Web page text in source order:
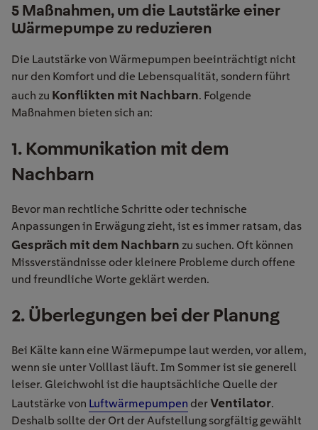
5 Maßnahmen, um die Lautstärke einer
Wärmepumpe zu reduzieren
Die Lautstärke von Wärmepumpen beeinträchtigt nicht
nur den Komfort und die Lebensqualität, sondern führt
auch zu Konflikten mit Nachbarn. Folgende
Maßnahmen bieten sich an:
1. Kommunikation mit dem
Nachbarn
Bevor man rechtliche Schritte oder technische
Anpassungen in Erwägung zieht, ist es immer ratsam, das
Gespräch mit dem Nachbarn zu suchen. Oft können
Missverständnisse oder kleinere Probleme durch offene
und freundliche Worte geklärt werden.
2. Überlegungen bei der Planung
Bei Kälte kann eine Wärmepumpe laut werden, vor allem,
wenn sie unter Volllast läuft. Im Sommer ist sie generell
leiser. Gleichwohl ist die hauptsächliche Quelle der
Lautstärke von Luftwärmepumpen derVentilator.
Deshalb sollte der Ort der Aufstellung sorgfältig gewählt